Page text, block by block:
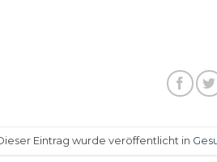
Eintrag wurde veröffentlicht in